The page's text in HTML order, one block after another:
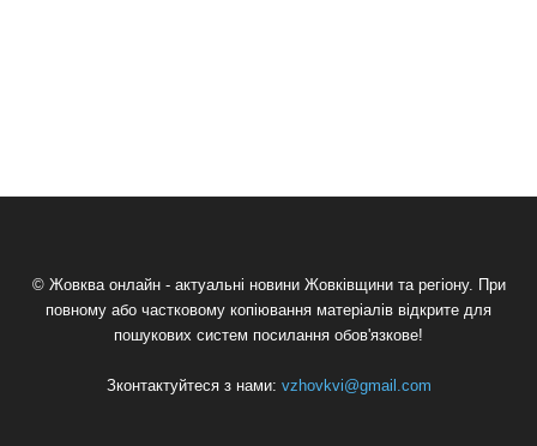
© Жовква онлайн - актуальні новини Жовківщини та регіону. При
повному або частковому копіювання матеріалів відкрите для
пошукових систем посилання обов'язкове!
Зконтактуйтеся з нами: vzhovkvi@gmail.com